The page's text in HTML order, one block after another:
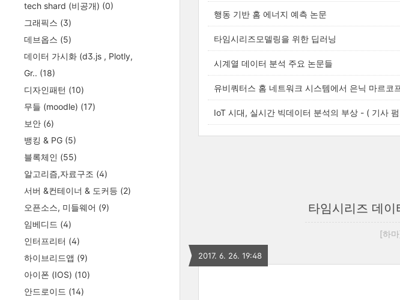
tech shard (비공개) (0)
그래픽스 (3)
데브옵스 (5)
데이터 가시화 (d3.js , Plotly,
Gr.. (18)
디자인패턴 (10)
무들 (moodle) (17)
보안 (6)
뱅킹 & PG (5)
블록체인 (55)
알고리즘,자료구조 (4)
서버 &컨테이너 & 도커등 (2)
오픈소스, 미들웨어 (9)
임베디드 (4)
인터프리터 (4)
하이브리드앱 (9)
아이폰 (IOS) (10)
안드로이드 (14)
행동 기반 홈 에너지 예측 논문
타임시리즈모델링을 위한 딥러닝
시계열 데이터 분석 주요 논문들
유비쿼터스 홈 네트워크 시스템에서 은닉 마르
IoT 시대, 실시간 빅데이터 분석의 부상 - ( 기사
타임시리즈 데
[하
2017. 6. 26. 19:48